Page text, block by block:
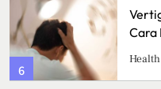
Gejala, Penyebab, dan